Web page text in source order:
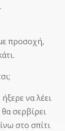
προσοχή,
να λέει
σερβίρει
στο σπίτι